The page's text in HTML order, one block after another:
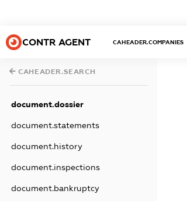
CONTR AGENT CAHEADER.COMPANIES
CAHEADER.SEARCH
document.dossier
document.statements
document.history
document.inspections
document.bankruptcy